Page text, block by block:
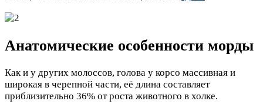
Анатомические особенности морды
Как и у других молоссов, голова у корсо массивная и
широкая в черепной части, её длина составляет
приблизительно 36% от роста животного в холке.